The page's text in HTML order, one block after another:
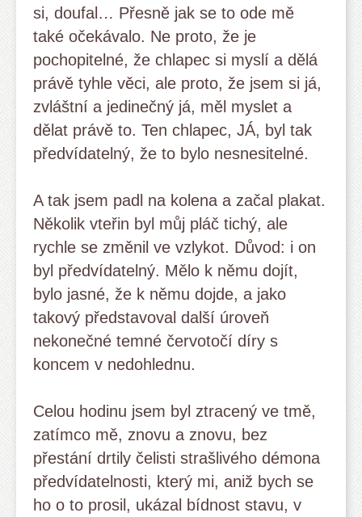
si, doufal… Přesně jak se to ode mě
také očekávalo. Ne proto, že je
pochopitelné, že chlapec si myslí a dělá
právě tyhle věci, ale proto, že jsem si já,
zvláštní a jedinečný já, měl myslet a
dělat právě to. Ten chlapec, JÁ, byl tak
předvídatelný, že to bylo nesnesitelné.
A tak jsem padl na kolena a začal plakat.
Několik vteřin byl můj pláč tichý, ale
rychle se změnil ve vzlykot. Důvod: i on
byl předvídatelný. Mělo k němu dojít,
bylo jasné, že k němu dojde, a jako
takový představoval další úroveň
nekonečné temné červotočí díry s
koncem v nedohlednu.
Celou hodinu jsem byl ztracený ve tmě,
zatímco mě, znovu a znovu, bez
přestání drtily čelisti strašlivého démona
předvídatelnosti, který mi, aniž bych se
ho o to prosil, ukázal bídnost stavu, v